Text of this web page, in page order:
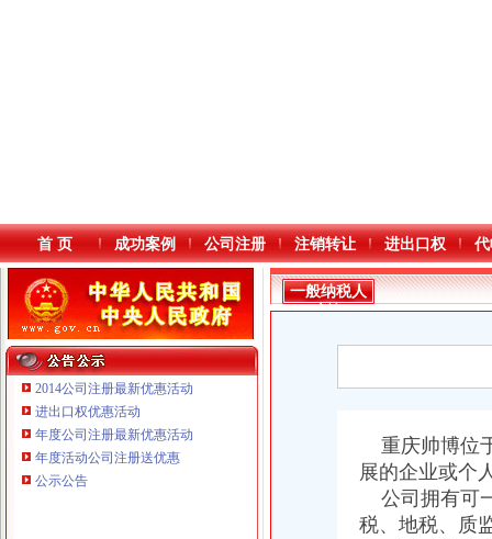
本站导航
首 页 成功案例 公司注册 注销转让 进出口权
2014公司注册最新优惠活动
进出口权优惠活动
年度公司注册最新优惠活动
年度活动公司注册送优惠
公示公告
重庆鸽牌电线电缆有限公司 渝北10010万 (进出口权)
重庆傲志众达投资咨询有限责任公司 渝九1000万 （增资）
重庆臣夫商贸有限公司 （执照专让）
一般纳税人
查询
重庆帅博位
展的企业或个
公司拥有可
税、地税、质